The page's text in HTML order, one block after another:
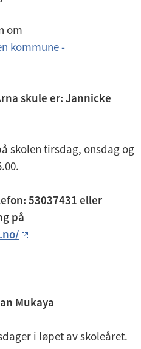
om
kommune -
skule er: Jannicke
skolen tirsdag, onsdag og
53037431 eller
på
Mukaya
i løpet av skoleåret.